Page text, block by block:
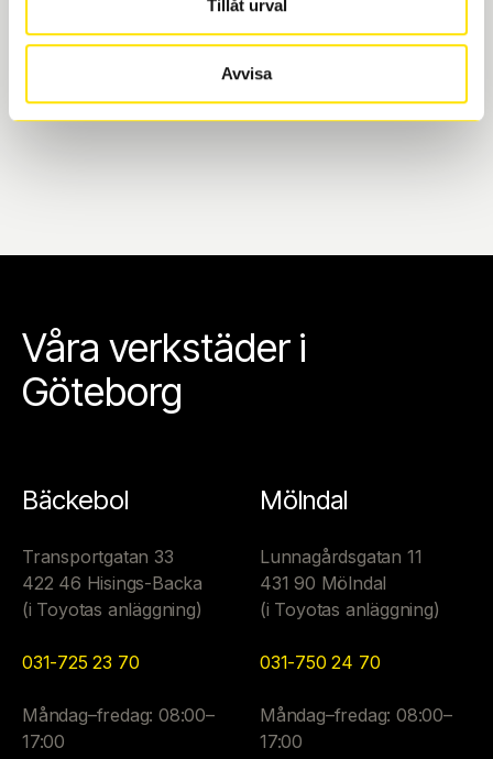
Tillåt urval
Avvisa
Göteborg. Välj mellan Hisingen (Bäckebol) eller
Mölndal. I beställningen anger du datum och tid för
vi till att de uppfyller alla krav för en säker körning.
Våra verkstäder i
Göteborg
Bäckebol
Transportgatan 33
422 46 Hisings-Backa
(i Toyotas anläggning)
031-725 23 70
Måndag–fredag: 08:00–
17:00
Mölndal
Lunnagårdsgatan 11
431 90 Mölndal
(i Toyotas anläggning)
031-750 24 70
Måndag–fredag: 08:00–
17:00